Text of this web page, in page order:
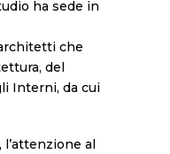
ha sede in
che
del
Interni, da cui
l’attenzione al